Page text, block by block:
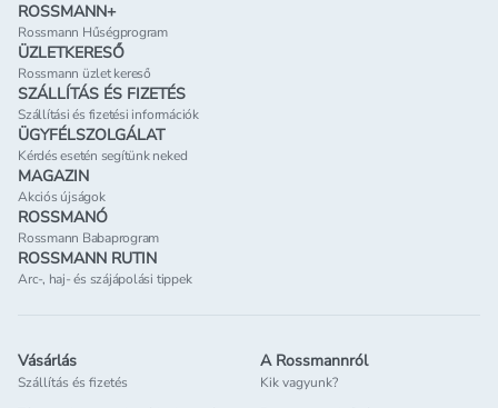
ROSSMANN+
Rossmann Hűségprogram
ÜZLETKERESŐ
Rossmann üzlet kereső
SZÁLLÍTÁS ÉS FIZETÉS
Szállítási és fizetési információk
ÜGYFÉLSZOLGÁLAT
Kérdés esetén segítünk neked
MAGAZIN
Akciós újságok
ROSSMANÓ
Rossmann Babaprogram
ROSSMANN RUTIN
Arc-, haj- és szájápolási tippek
Vásárlás
Szállítás és fizetés
A Rossmannról
Kik vagyunk?